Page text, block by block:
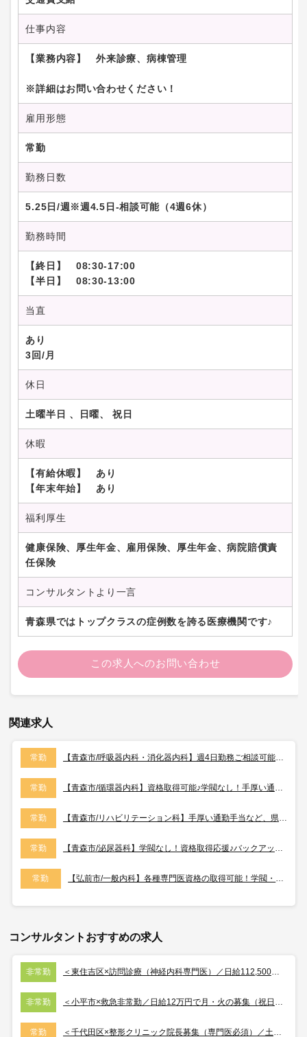
仕事内容
【業務内容】 外来診療、病棟管理
※詳細はお問い合わせください！
雇用形態
常勤
勤務日数
5.25日/週※週4.5日-相談可能（4週6休）
勤務時間
【終日】 08:30-17:00
【半日】 08:30-13:00
当直
あり
3回/月
休日
土曜半日 、日曜、 祝日
休暇
【有給休暇】 あり
【年末年始】 あり
福利厚生
健康保険、厚生年金、雇用保険、厚生年金、病院賠償責
任保険
コンサルタントより一言
青森県ではトップクラスの症例数を誇る医療機関です♪
この求人へのお問い合わせ
関連求人
常勤 【青森市/呼吸器内科・消化器内科】週4日勤務ご相談可能♪外来、病棟管理、各種専門検査などお願いします。
常勤 【青森市/循環器内科】資格取得可能♪学閥なし！手厚い通勤手当など、県外からの医師も歓迎♪
常勤 【青森市/リハビリテーション科】手厚い通勤手当など、県外からの医師も歓迎♪学閥なし！
常勤 【青森市/泌尿器科】学閥なし！資格取得応援♪バックアップ体制充実で他県からお越しの医師も安心♪
常勤 【弘前市/一般内科】各種専門医資格の取得可能！学閥・入局義務なし♪
コンサルタントおすすめの求人
非常勤 ＜東住吉区×訪問診療（神経内科専門医）／日給112,500円／オンコールはありますが少な目です＞
非常勤 ＜小平市×救急非常勤／日給12万円で月・火の募集（祝日勤務あり）／駅徒歩すぐで車通勤も可能です＞
常勤 ＜千代田区×整形クリニック院長募集（専門医必須）／土日祝休みで年収2,350万円／当直・OCなし＞